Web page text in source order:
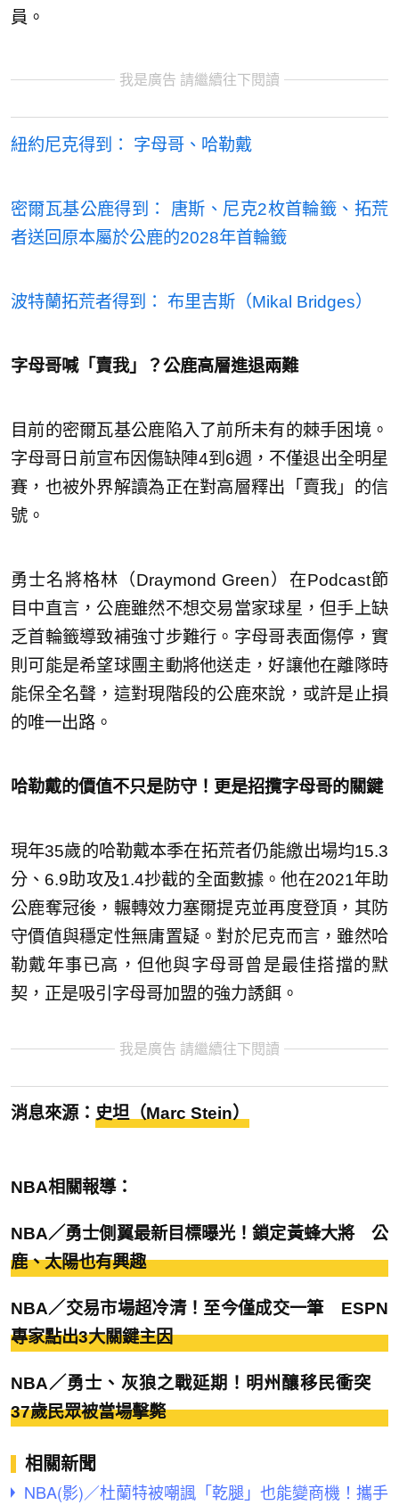
員。
我是廣告 請繼續往下閱讀
紐約尼克得到： 字母哥、哈勒戴
密爾瓦基公鹿得到： 唐斯、尼克2枚首輪籤、拓荒
者送回原本屬於公鹿的2028年首輪籤
波特蘭拓荒者得到： 布里吉斯 （Mikal Bridges）
字母哥喊「賣我」？公鹿高層進退兩難
目前的密爾瓦基公鹿陷入了前所未有的棘手困境。
字母哥日前宣布因傷缺陣4到6週，不僅退出全明星
賽，也被外界解讀為正在對高層釋出「賣我」的信
號。
勇士名將格林（Draymond Green）在Podcast節
目中直言，公鹿雖然不想交易當家球星，但手上缺
乏首輪籤導致補強寸步難行。字母哥表面傷停，實
則可能是希望球團主動將他送走，好讓他在離隊時
能保全名聲，這對現階段的公鹿來說，或許是止損
的唯一出路。
哈勒戴的價值不只是防守！更是招攬字母哥的關鍵
現年35歲的哈勒戴本季在拓荒者仍能繳出場均15.3
分、6.9助攻及1.4抄截的全面數據。他在2021年助
公鹿奪冠後，輾轉效力塞爾提克並再度登頂，其防
守價值與穩定性無庸置疑。對於尼克而言，雖然哈
勒戴年事已高，但他與字母哥曾是最佳搭擋的默
契，正是吸引字母哥加盟的強力誘餌。
我是廣告 請繼續往下閱讀
消息來源： 史坦（Marc Stein）
NBA相關報導：
NBA／勇士側翼最新目標曝光！鎖定黃蜂大將 公
鹿、太陽也有興趣
NBA／交易市場超冷清！至今僅成交一筆 ESPN
專家點出3大關鍵主因
NBA／勇士、灰狼之戰延期！明州釀移民衝突
37歲民眾被當場擊斃
相關新聞
NBA(影)／杜蘭特被嘲諷「乾腿」也能變商機！攜手